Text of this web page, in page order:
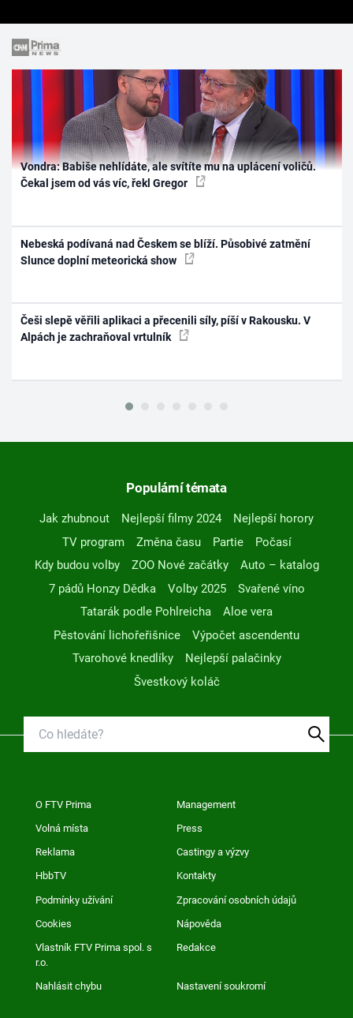
Vondra: Babiše nehlídáte, ale svítíte mu na uplácení voličů.
Čekal jsem od vás víc, řekl Gregor
Nebeská podívaná nad Českem se blíží. Působivé zatmění
Slunce doplní meteorická show
Češi slepě věřili aplikaci a přecenili síly, píší v Rakousku. V
Alpách je zachraňoval vrtulník
Populární témata
Jak zhubnout Nejlepší filmy 2024
Nejlepší horory
TV program
Změna času Partie
Počasí
Kdy budou volby
ZOO Nové začátky
Auto – katalog
7 pádů Honzy Dědka
Volby 2025
Svařené víno
Tatarák podle Pohlreicha
Aloe vera
Pěstování lichořeřišnice
Výpočet ascendentu
Tvarohové knedlíky
Nejlepší palačinky
Švestkový koláč
O FTV Prima Management
Volná místa Press
Reklama Castingy a výzvy
HbbTV Kontakty
Podmínky užívání Zpracování osobních údajů
Cookies Nápověda
Vlastník FTV Prima spol. s
r.o.
Redakce
Nahlásit chybu Nastavení soukromí